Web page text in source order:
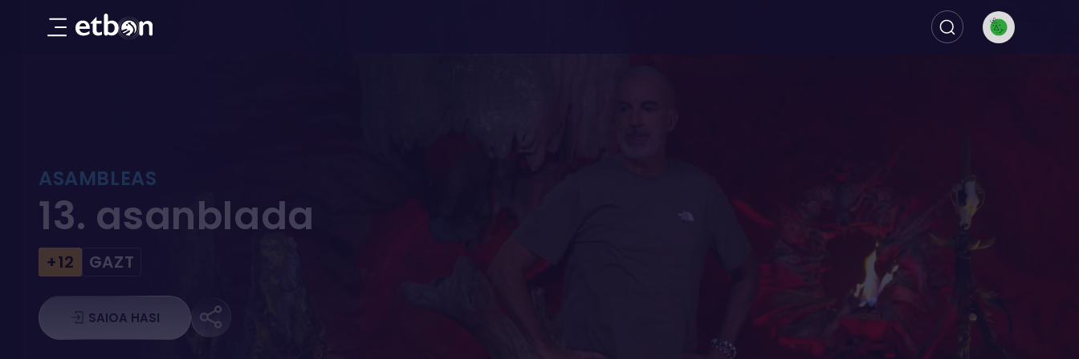
ASAMBLEAS
13. asanblada
+12 GAZT
SAIOA HASI